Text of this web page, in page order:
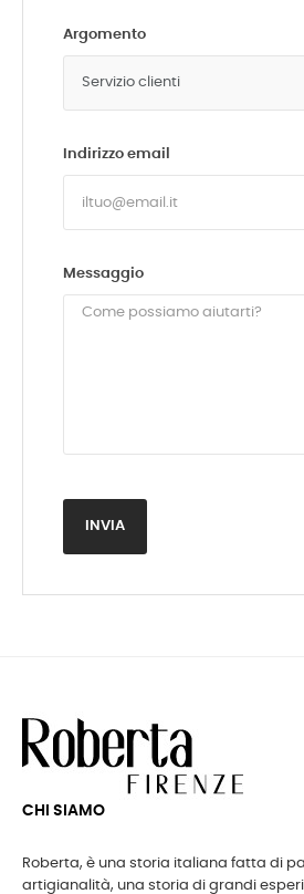
Argomento
Indirizzo email
Messaggio
CHI SIAMO
Roberta, è una storia italiana fatta di
artigianalità, una storia di grandi